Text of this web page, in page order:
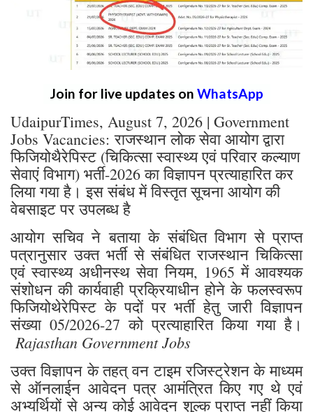
Join for live updates on WhatsApp
UdaipurTimes, August 7, 2026 | Government
Jobs Vacancies: राजस्थान लोक सेवा आयोग द्वारा
फिजियोथैरेपिस्ट (चिकित्सा स्वास्थ्य एवं परिवार कल्याण
सेवाएं विभाग) भर्ती-2026 का विज्ञापन प्रत्याहारित कर
लिया गया है। इस संबंध में विस्तृत सूचना आयोग की
वेबसाइट पर उपलब्ध है
आयोग सचिव ने बताया के संबंधित विभाग से प्राप्त
पत्रानुसार उक्त भर्ती से संबंधित राजस्थान चिकित्सा
एवं स्वास्थ्य अधीनस्थ सेवा नियम, 1965 में आवश्यक
संशोधन की कार्यवाही प्रक्रियाधीन होने के फलस्वरूप
फिजियोथेरेपिस्ट के पदों पर भर्ती हेतु जारी विज्ञापन
संख्या 05/2026-27 को प्रत्याहारित किया गया है।
Rajasthan Government Jobs
उक्त विज्ञापन के तहत् वन टाइम रजिस्ट्रेशन के माध्यम
से ऑनलाईन आवेदन पत्र आमंत्रित किए गए थे एवं
अभ्यर्थियों से अन्य कोई आवेदन शुल्क प्राप्त नहीं किया